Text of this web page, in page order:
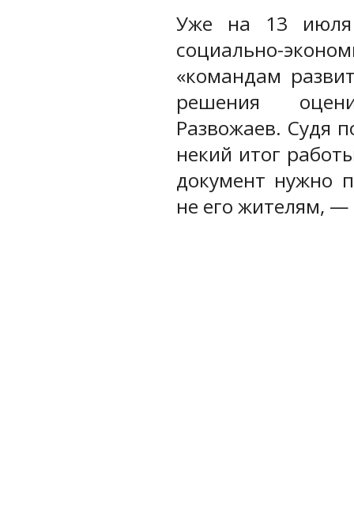
Уже на 13 июля
социально-
«командам
решения
Развожаев. Судя
некий итог
документ нужно
не его жителям,